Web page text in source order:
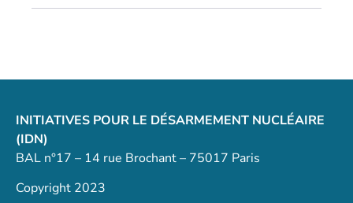
INITIATIVES POUR LE DÉSARMEMENT NUCLÉAIRE
(IDN)
BAL n°17 – 14 rue Brochant – 75017 Paris
Copyright 2023